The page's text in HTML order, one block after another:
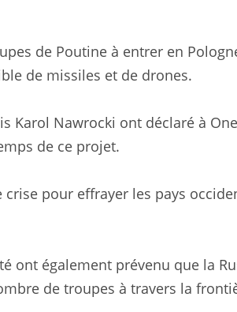
de Poutine à entrer en
de missiles et de drones.
Karol Nawrocki ont déclaré à
de ce projet.
pour effrayer les pays
ont également prévenu que la
de troupes à travers la